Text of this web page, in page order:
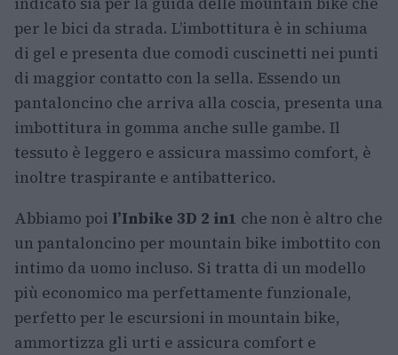
per le bici da strada. L’imbottitura è in schiuma
di gel e presenta due comodi cuscinetti nei punti
di maggior contatto con la sella. Essendo un
pantaloncino che arriva alla coscia, presenta una
imbottitura in gomma anche sulle gambe. Il
tessuto è leggero e assicura massimo comfort, è
inoltre traspirante e antibatterico.
Abbiamo poi l’Inbike 3D 2 in1 che non è altro che
un pantaloncino per mountain bike imbottito con
intimo da uomo incluso. Si tratta di un modello
più economico ma perfettamente funzionale,
perfetto per le escursioni in mountain bike,
ammortizza gli urti e assicura comfort e